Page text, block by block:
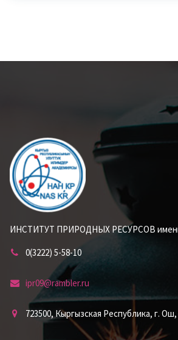
ИНСТИТУТ ПРИРОДНЫХ РЕСУРСОВ
0(3222) 5-58-10
ipr09@rambler.ru
723500, Кыргызская Республика, г.